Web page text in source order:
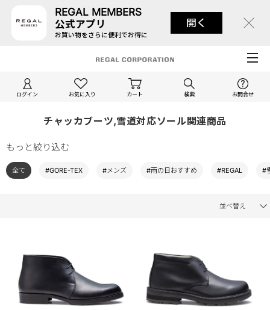
REGAL MEMBERS
公式アプリ
お買い物をさらに便利でお得に
開く
ログイン お気に入り カート 検索 お問合せ
チャッカブーツ,雪道対応ソール関連商品
もっと絞り込む
全て #GORE-TEX #メンズ #雨の日おすすめ #REGAL #
並べ替え